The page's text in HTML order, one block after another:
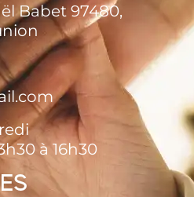
Babet 97480,
à 16h30